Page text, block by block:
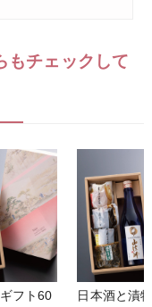
もチェックして
フト60 日本酒と漬